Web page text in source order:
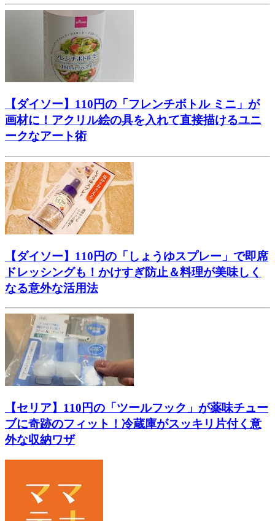
【ダイソー】110円の「フレンチボトル ミニ」が
画材に！アクリル絵の具を入れて直接描けるユニ
ークなアート術
【ダイソー】110円の「しょうゆスプレー」で即席
ドレッシングも！かけすぎ防止＆料理が美味しく
なる意外な活用法
【セリア】110円の「ツールフック」が薬味チュー
ブに奇跡のフィット！冷蔵庫がスッキリ片付く意
外な収納ワザ